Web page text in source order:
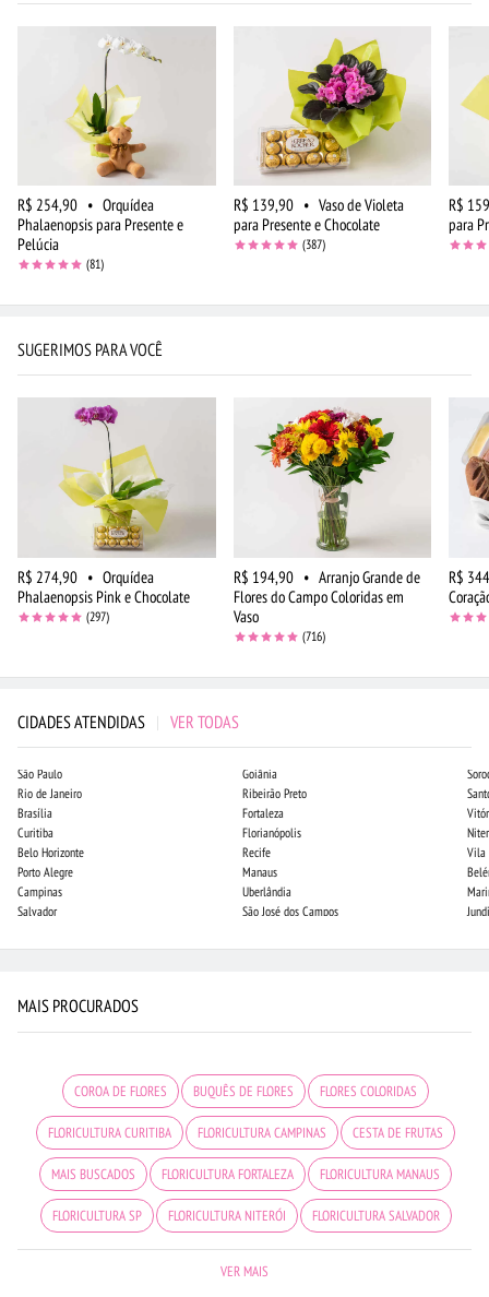
R$ 254,90 • Orquídea
Phalaenopsis para Presente e
Pelúcia
(81)
R$ 139,90 • Vaso de Violeta
para Presente e Chocolate
(387)
R$
para
SUGERIMOS PARA VOCÊ
R$ 274,90 • Orquídea
Phalaenopsis Pink e Chocolate
(297)
R$ 194,90 • Arranjo Grande de
Flores do Campo Coloridas em
Vaso
(716)
R$
CIDADES ATENDIDAS | VER TODAS
São Paulo
Rio de Janeiro
Brasília
Curitiba
Belo Horizonte
Porto Alegre
Campinas
Salvador
Goiânia
Ribeirão Preto
Fortaleza
Florianópolis
Recife
Manaus
Uberlândia
São José dos Campos
Vila
MAIS PROCURADOS
COROA DE FLORES BUQUÊS DE FLORES FLORES COLORIDAS
FLORICULTURA CURITIBA FLORICULTURA CAMPINAS CESTA DE FRUTAS
MAIS BUSCADOS FLORICULTURA FORTALEZA FLORICULTURA MANAUS
FLORICULTURA SP FLORICULTURA NITERÓI FLORICULTURA SALVADOR
VER MAIS